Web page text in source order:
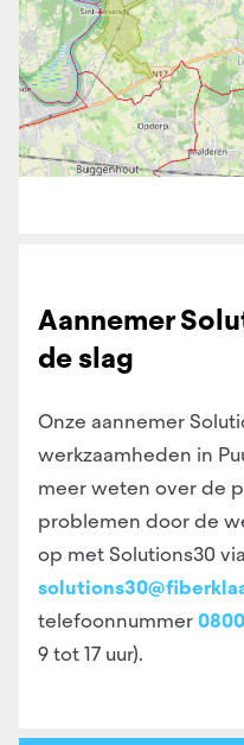
Aannemer
de slag
Onze aannemer
werkzaamheden in
meer weten over de
problemen door de
op met Solutions30 via
telefoonnummer
9 tot 17 uur).